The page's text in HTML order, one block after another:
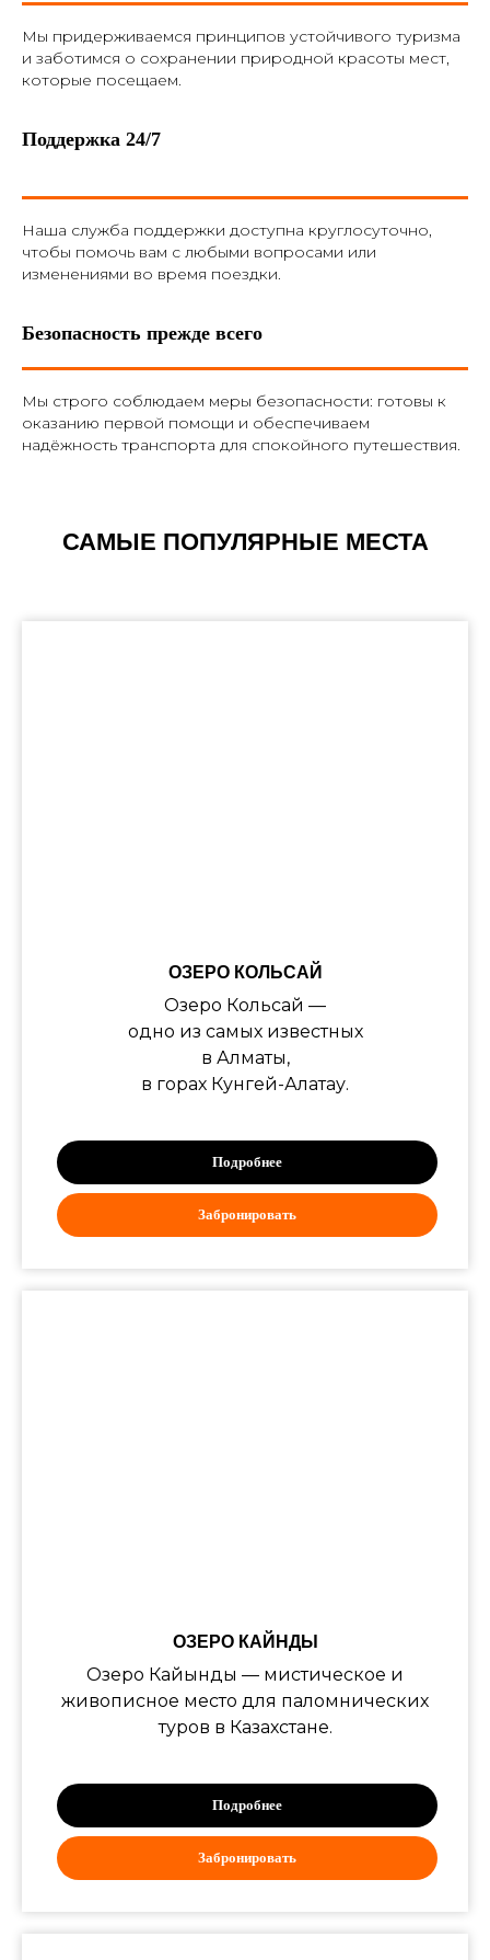
Мы придерживаемся принципов устойчивого туризма
и заботимся о сохранении природной красоты мест,
которые посещаем.
Поддержка 24/7
Наша служба поддержки доступна круглосуточно,
чтобы помочь вам с любыми вопросами или
изменениями во время поездки.
Безопасность прежде всего
Мы строго соблюдаем меры безопасности: готовы к
оказанию первой помощи и обеспечиваем
надёжность транспорта для спокойного путешествия.
САМЫЕ ПОПУЛЯРНЫЕ МЕСТА
ОЗЕРО КОЛЬСАЙ
Озеро Кольсай —
одно из самых известных
в Алматы,
в горах Кунгей-Алатау.
Подробнее
Забронировать
ОЗЕРО КАЙНДЫ
Озеро Кайынды — мистическое и
живописное место для паломнических
туров в Казахстане.
Подробнее
Забронировать